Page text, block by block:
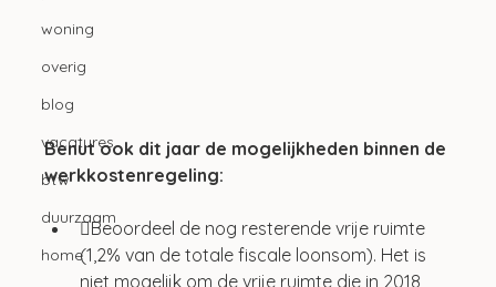
woning
overig
blog
vacatures
btw
duurzaam
home
Benut ook dit jaar de mogelijkheden binnen de
werkkostenregeling:
Beoordeel de nog resterende vrije ruimte
(1,2% van de totale fiscale loonsom). Het is
niet mogelijk om de vrije ruimte die in 2018